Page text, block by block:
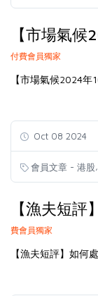
【市場氣
付費會員獨家
【市場氣候2024年
Oct 08 2024
會員文章 - 港股,
【漁夫短
費會員獨家
【漁夫短評】如何